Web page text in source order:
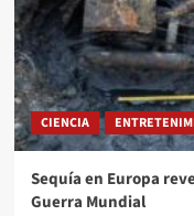
CIENCIA
Sequía en Europa
Guerra Mundial